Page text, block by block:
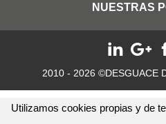
Utilizamos cookies propias y de
NUESTRAS
2010 - 2026 ©DESGUACE